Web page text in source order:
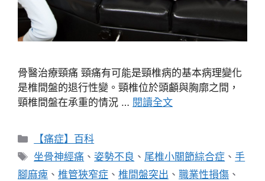
骨醫治療頸痛 頸痛有可能是頸椎病的基本病理變化
是椎間盤的退行性變。頸椎位於頭顱與胸廓之間，
頸椎間盤在承重的情況 … 閱讀全文
分
類
【痛症】百科
標
籤
坐骨神經痛 、姿勢不良 、 尾椎小關節綜合症 、手
腳麻痺 、 椎管狹窄症 、 椎間盤突出 、 職業性損傷 、